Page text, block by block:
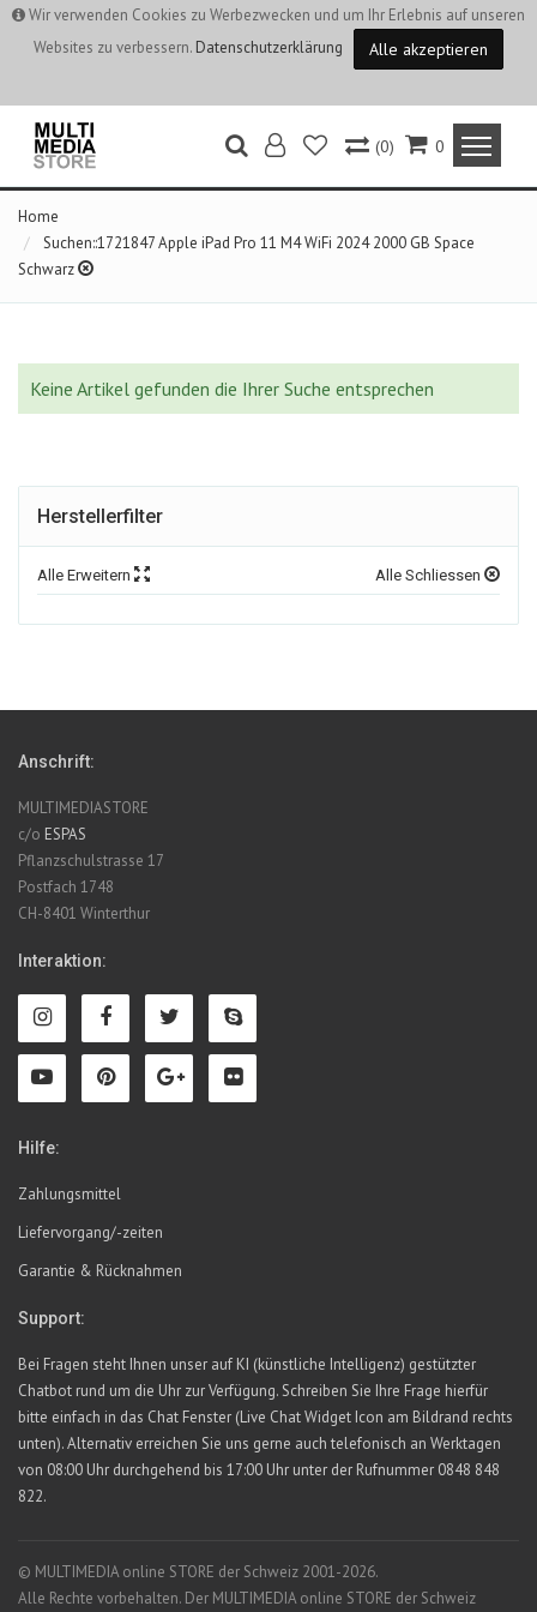
Wir verwenden Cookies zu Werbezwecken und um Ihr Erlebnis auf unseren
Websites zu verbessern. Datenschutzerklärung Alle akzeptieren
0
(0)
Home
Suchen::1721847 Apple iPad Pro 11 M4 WiFi 2024 2000 GB Space
Schwarz
Keine Artikel gefunden die Ihrer Suche entsprechen
Herstellerfilter
Alle Erweitern Alle Schliessen
Anschrift:
MULTIMEDIASTORE
c/o ESPAS
Pflanzschulstrasse 17
Postfach 1748
CH-8401 Winterthur
Interaktion:
Hilfe:
Zahlungsmittel
Liefervorgang/-zeiten
Garantie & Rücknahmen
Support:
Bei Fragen steht Ihnen unser auf KI (künstliche Intelligenz) gestützter
Chatbot rund um die Uhr zur Verfügung. Schreiben Sie Ihre Frage hierfür
bitte einfach in das Chat Fenster (Live Chat Widget Icon am Bildrand rechts
unten). Alternativ erreichen Sie uns gerne auch telefonisch an Werktagen
von 08:00 Uhr durchgehend bis 17:00 Uhr unter der Rufnummer 0848 848
822.
© MULTIMEDIA online STORE der Schweiz 2001-2026.
Alle Rechte vorbehalten. Der MULTIMEDIA online STORE der Schweiz